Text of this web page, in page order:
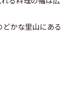
かな里山にある